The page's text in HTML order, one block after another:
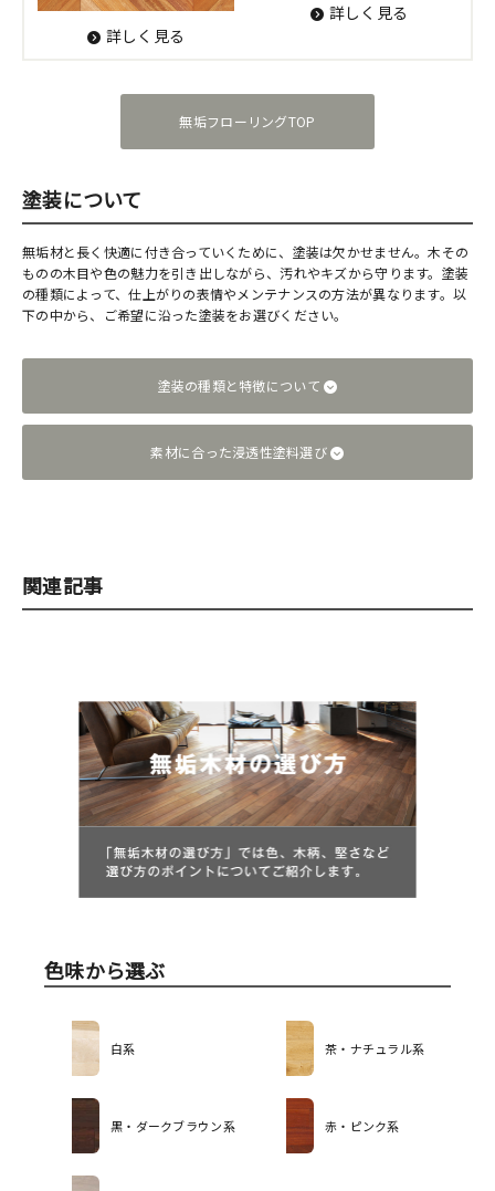
詳しく見る
詳しく見る
無垢フローリングTOP
塗装について
無垢材と長く快適に付き合っていくために、塗装は欠かせません。木その
ものの木目や色の魅力を引き出しながら、汚れやキズから守ります。塗装
の種類によって、仕上がりの表情やメンテナンスの方法が異なります。以
下の中から、ご希望に沿った塗装をお選びください。
塗装の種類と特徴について
素材に合った浸透性塗料選び
関連記事
色味から選ぶ
白系 茶・ナチュラル系
黒・ダークブラウン系 赤・ピンク系